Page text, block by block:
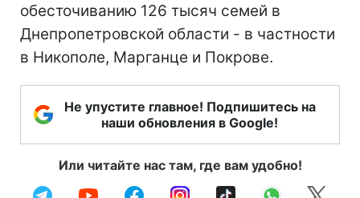
обесточиванию 126 тысяч семей в
Днепропетровской области - в частности
в Никополе, Марганце и Покрове.
Не упустите главное! Подпишитесь на
наши обновления в Google!
Или читайте нас там, где вам удобно!